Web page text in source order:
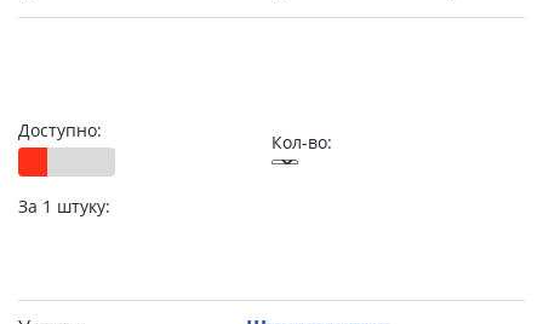
Доступно:
Кол-во:
За 1 штуку: